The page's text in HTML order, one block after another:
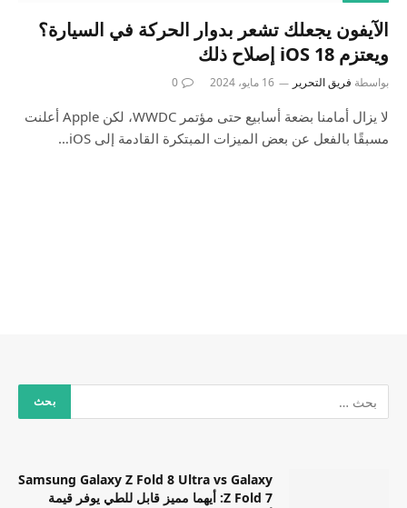
الآيفون يجعلك تشعر بدوار الحركة في السيارة؟
ويعتزم iOS 18 إصلاح ذلك
بواسطة فريق التحرير 16 مايو، 2024 0
لا يزال أمامنا بضعة أسابيع حتى مؤتمر WWDC، لكن Apple أعلنت
مسبقًا بالفعل عن بعض الميزات المبتكرة القادمة إلى iOS…
Samsung Galaxy Z Fold 8 Ultra vs Galaxy
Z Fold 7: أيهما مميز قابل للطي يوفر قيمة